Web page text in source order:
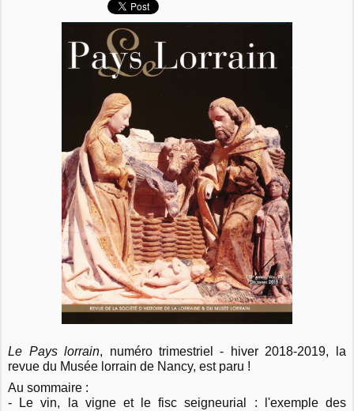
Le Pays lorrain, numéro trimestriel - hiver 2018-2019, la
revue du Musée lorrain de Nancy, est paru !
Au sommaire :
- Le vin, la vigne et le fisc seigneurial : l'exemple des